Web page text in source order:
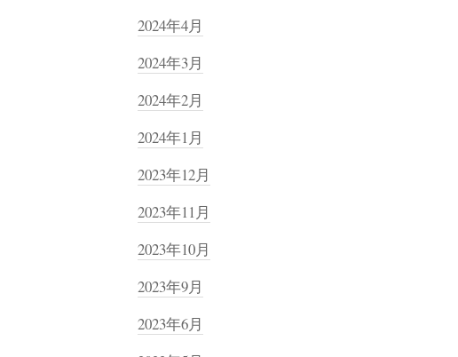
2024年4月
2024年3月
2024年2月
2024年1月
2023年12月
2023年11月
2023年10月
2023年9月
2023年6月